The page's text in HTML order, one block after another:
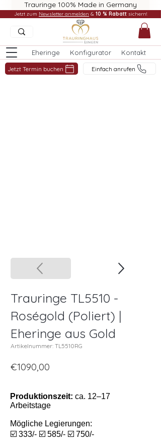
Trauringe 100% Made in Germany
Eheringe Konfigurator Kontakt
Jetzt Termin buchen Einfach anrufen
Jetzt zum Newsletter anmelden & 10 % Rabatt sichern!
Trauringe TL5510 -
Roségold (Poliert) |
Eheringe aus Gold
Artikelnummer: TL5510RG
€1090,00
Produktionszeit: ca. 12–17
Arbeitstage
Mögliche Legierungen:
☑️ 333/- ☑️ 585/- ☑️ 750/-